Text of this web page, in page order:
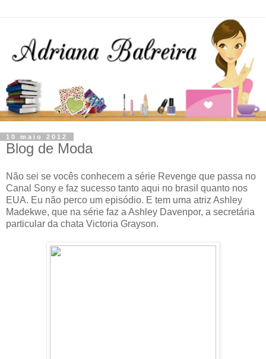
10 maio 2012
Blog de Moda
Não sei se vocês conhecem a série Revenge que passa no
Canal Sony e faz sucesso tanto aqui no brasil quanto nos
EUA. Eu não perco um episódio. E tem uma atriz Ashley
Madekwe, que na série faz a Ashley Davenpor, a secretária
particular da chata Victoria Grayson.